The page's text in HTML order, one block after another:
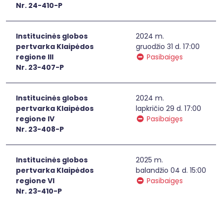
Nr. 24-410-P
Institucinės globos
pertvarka Klaipėdos
regione III
Nr. 23-407-P
2024 m.
gruodžio 31 d. 17:00
Pasibaigęs
Institucinės globos
pertvarka Klaipėdos
regione IV
Nr. 23-408-P
2024 m.
lapkričio 29 d. 17:00
Pasibaigęs
Institucinės globos
pertvarka Klaipėdos
regione VI
Nr. 23-410-P
2025 m.
balandžio 04 d. 15:00
Pasibaigęs